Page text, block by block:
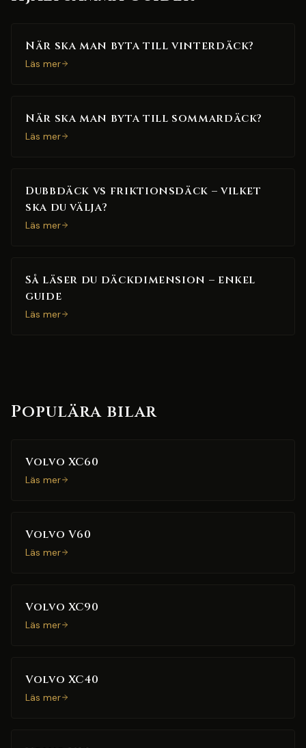
När ska man byta till vinterdäck?
Läs mer
När ska man byta till sommardäck?
Läs mer
Dubbdäck vs friktionsdäck – vilket
ska du välja?
Läs mer
Så läser du däckdimension – enkel
guide
Läs mer
Populära bilar
Volvo XC60
Läs mer
Volvo V60
Läs mer
Volvo XC90
Läs mer
Volvo XC40
Läs mer